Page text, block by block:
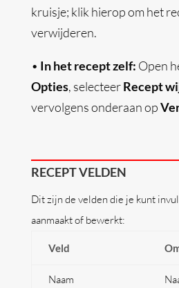
kruisje; klik hierop om het
verwijderen.
• In het recept zelf: Open
Opties, selecteerRecept
vervolgens onderaan op
RECEPT VELDEN
Dit zijn de velden die je kunt
aanmaakt of bewerkt:
Veld
Naam